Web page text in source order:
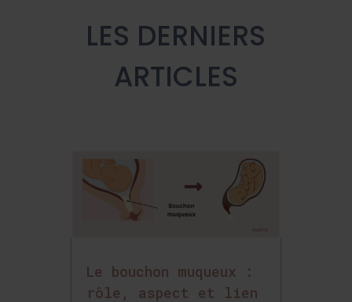
LES DERNIERS
ARTICLES
Le bouchon muqueux :
rôle, aspect et lien